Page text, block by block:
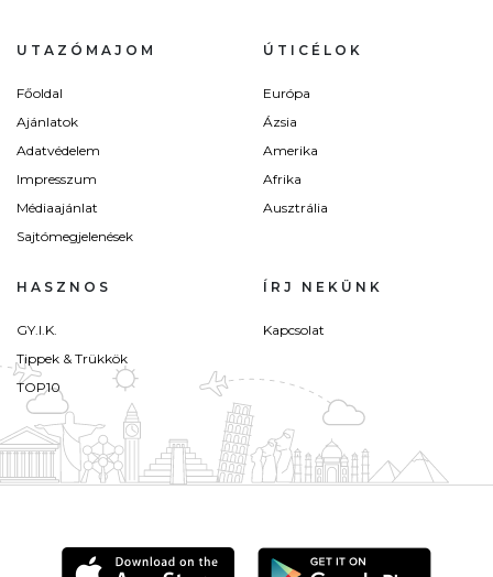
UTAZÓMAJOM
Főoldal
Ajánlatok
Adatvédelem
Impresszum
Médiaajánlat
Sajtómegjelenések
ÚTICÉLOK
Európa
Ázsia
Amerika
Afrika
Ausztrália
HASZNOS
GY.I.K.
Tippek & Trükkök
TOP10
ÍRJ NEKÜNK
Kapcsolat